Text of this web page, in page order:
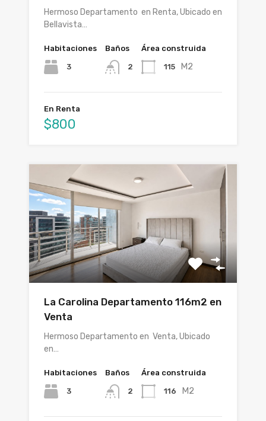
Hermoso Departamento en Renta, Ubicado en
Bellavista…
Habitaciones
3
Baños
2
Área construida
115 M2
En Renta
$800
La Carolina Departamento 116m2 en
Venta
Hermoso Departamento en Venta, Ubicado
en…
Habitaciones
3
Baños
2
Área construida
116 M2